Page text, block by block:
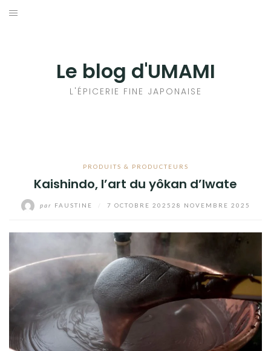
Aller
Le blog d'UMAMI
L'ÉPICERIE FINE JAPONAISE
PRODUITS & PRODUCTEURS
Kaishindo, l’art du yôkan d’Iwate
par FAUSTINE 7 OCTOBRE 2025 28 NOVEMBRE 2025